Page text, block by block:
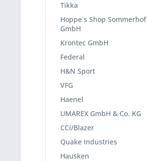
Tikka
Hoppe`s Shop Sommerhof
GmbH
Krontec GmbH
Federal
H&N Sport
VFG
Haenel
UMAREX GmbH & Co. KG
CCi/Blazer
Quake Industries
Hausken